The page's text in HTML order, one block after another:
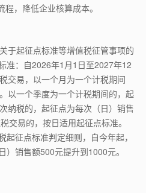
，降低企业核算成本。
于起征点标准等增值税征管事项的
准：自2026年1月1日至2027年12
交易，以一个月为一个计税期间
以一个季度为一个计税期间的，起
纳税的，起征点为每次（日）销售
交易的，按日适用起征点标准。
征点标准判定细则，自今年起，
销售额500元提升到1000元。